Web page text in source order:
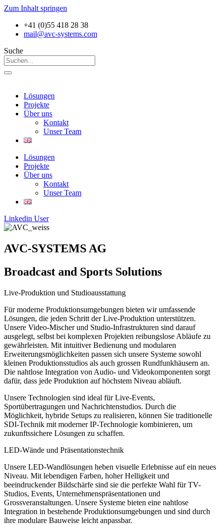
Zum Inhalt springen
+41 (0)55 418 28 38
mail@avc-systems.com
Suche
Lösungen
Projekte
Über uns
Kontakt
Unser Team
Lösungen
Projekte
Über uns
Kontakt
Unser Team
Linkedin User
AVC-SYSTEMS AG
Broadcast and Sports Solutions
Live-Produktion und Studioausstattung
Für moderne Produktionsumgebungen bieten wir umfassende
Lösungen, die jeden Schritt der Live-Produktion unterstützen.
Unsere Video-Mischer und Studio-Infrastrukturen sind darauf
ausgelegt, selbst bei komplexen Projekten reibungslose Abläufe zu
gewährleisten. Mit intuitiver Bedienung und modularen
Erweiterungsmöglichkeiten passen sich unsere Systeme sowohl
kleinen Produktionsstudios als auch grossen Rundfunkhäusern an.
Die nahtlose Integration von Audio- und Videokomponenten sorgt
dafür, dass jede Produktion auf höchstem Niveau abläuft.
Unsere Technologien sind ideal für Live-Events,
Sportübertragungen und Nachrichtenstudios. Durch die
Möglichkeit, hybride Setups zu realisieren, können Sie traditionelle
SDI-Technik mit moderner IP-Technologie kombinieren, um
zukunftssichere Lösungen zu schaffen.
LED-Wände und Präsentationstechnik
Unsere LED-Wandlösungen heben visuelle Erlebnisse auf ein neues
Niveau. Mit lebendigen Farben, hoher Helligkeit und
beeindruckender Bildschärfe sind sie die perfekte Wahl für TV-
Studios, Events, Unternehmenspräsentationen und
Grossveranstaltungen. Unsere Systeme bieten eine nahtlose
Integration in bestehende Produktionsumgebungen und sind durch
ihre modulare Bauweise leicht anpassbar.